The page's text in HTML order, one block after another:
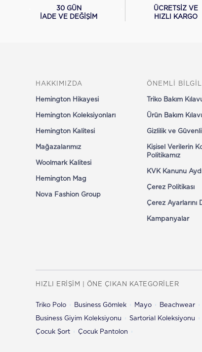
30 GÜN
İADE VE DEĞİŞİM
ÜCRETSİZ VE
HIZLI KARGO
HAKKIMIZDA
Hemington Hikayesi
Hemington Koleksiyonları
Hemington Kalitesi
Mağazalarımız
Woolmark Kalitesi
Hemington Mag
Nova Fashion Group
ÖNEMLİ
Triko Bakım
Ürün Bakım
Gizlilik ve
Kişisel Verilerin
Politikamız
KVK Kanunu
Çerez Politikası
Çerez Ayarlarını
Kampanyalar
HIZLI ERİŞİM | ÖNE ÇIKAN KATEGORİLER
Triko Polo Business Gömlek Mayo Beachwear
Business Giyim Koleksiyonu Sartorial Koleksiyonu
Çocuk Şort Çocuk Pantolon